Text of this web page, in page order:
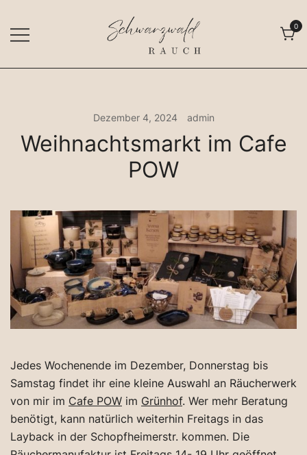
Inhalt
springen
Schwarzwald Rauch
Freiburger Räuchermanufaktur
0
Dezember 4, 2024 admin
Weihnachtsmarkt im Cafe
POW
Jedes Wochenende im Dezember, Donnerstag bis
Samstag findet ihr eine kleine Auswahl an Räucherwerk
von mir im Cafe POW im Grünhof. Wer mehr Beratung
benötigt, kann natürlich weiterhin Freitags in das
Layback in der Schopfheimerstr. kommen. Die